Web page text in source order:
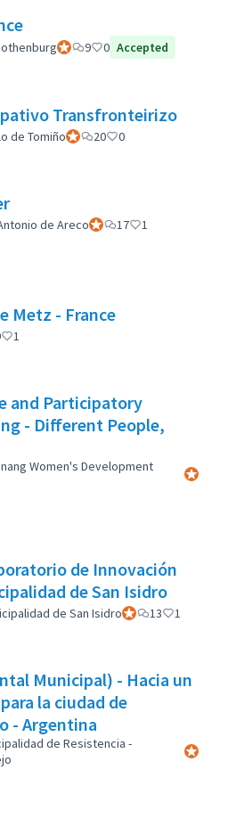
Official participant
9 0 Accepted
Transfronteirizo
de TomiñoOfficial participant
20 0
de ArecoOfficial participant
17
1
Metz - France
1
and Participatory
- Different People,
Women's Development
Official
de Innovación
de San Isidro
de San IsidroOfficial participant
13 1
Municipal) - Hacia un
la ciudad de
- Argentina
de Resistencia -
Official